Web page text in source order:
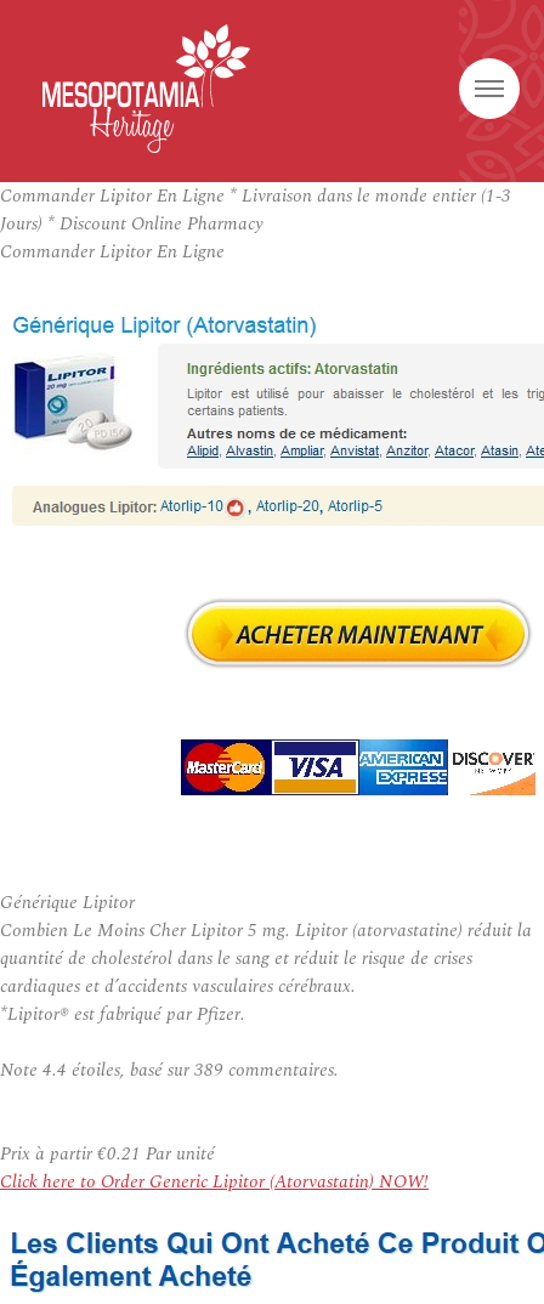
Commander Lipitor En Ligne * Livraison dans le monde entier (1-3
Jours) * Discount Online Pharmacy
Commander Lipitor En Ligne
Générique Lipitor
Combien Le Moins Cher Lipitor 5 mg. Lipitor (atorvastatine) réduit la
quantité de cholestérol dans le sang et réduit le risque de crises
cardiaques et d’accidents vasculaires cérébraux.
*Lipitor® est fabriqué par Pfizer.
Note 4.4 étoiles, basé sur389 commentaires.
Prix à partir€0.21 Par unité
Click here to Order Generic Lipitor (Atorvastatin) NOW!